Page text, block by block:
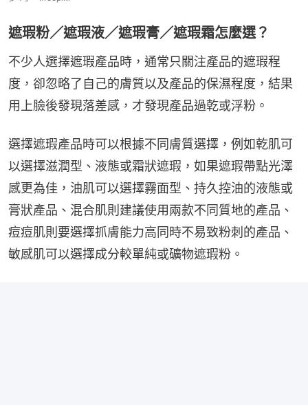
遮瑕粉／遮瑕液／遮瑕膏／遮瑕霜怎麼選？
不少人選擇遮瑕產品時，通常只關注產品的遮瑕程
度，卻忽略了自己的膚質以及產品的保濕程度，結果
用上臉後發現落差感，才發現產品過乾或浮粉。
選擇遮瑕產品時可以根據不同膚質選擇，例如乾肌可
以選擇滋潤型、液態或霜狀遮瑕，如果遮瑕帶點光澤
感更為佳，油肌可以選擇霧面型、持久控油的液態或
膏狀產品、混合肌則建議使用兩款不同質地的產品、
痘痘肌則要選擇抓膚能力高同時不易致粉刺的產品、
敏感肌可以選擇成分較單純或礦物遮瑕粉。